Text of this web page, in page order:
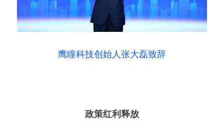
鹰瞳科技创始人张大磊致辞
政策红利释放